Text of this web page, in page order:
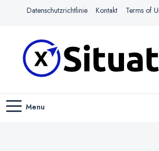
Datenschutzrichtlinie Kontakt Terms of
X-SITUATION
Menu